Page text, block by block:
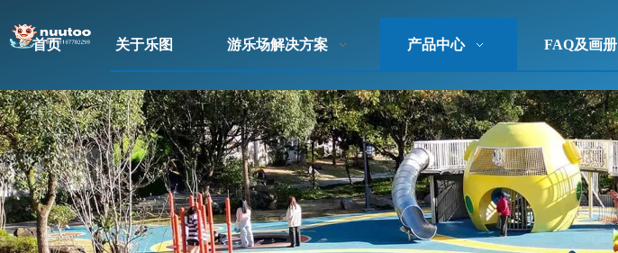
首页 关于乐图 游乐场解决方案 产品中心 FAQ及画册